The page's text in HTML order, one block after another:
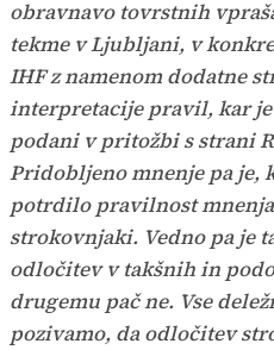
obravnavo tovrstnih
tekme v Ljubljani, v
IHF z namenom dodatne
interpretacije pravil, kar
podani v pritožbi s strani
Pridobljeno mnenje pa je,
potrdilo pravilnost
strokovnjaki. Vedno pa je
odločitev v takšnih in
drugemu pač ne. Vse
pozivamo, da odločitev